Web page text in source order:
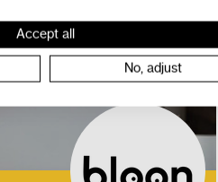
Accept all
No, adjust